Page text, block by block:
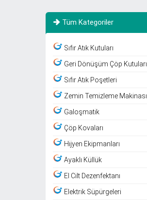
Tüm Kategoriler
Sıfır Atık Kutuları
Geri Dönüşüm Çöp Kutuları
Sıfır Atık Poşetleri
Zemin Temizleme Makinası
Galoşmatik
Çöp Kovaları
Hijyen Ekipmanları
Ayaklı Küllük
El Cilt Dezenfektanı
Elektrik Süpürgeleri